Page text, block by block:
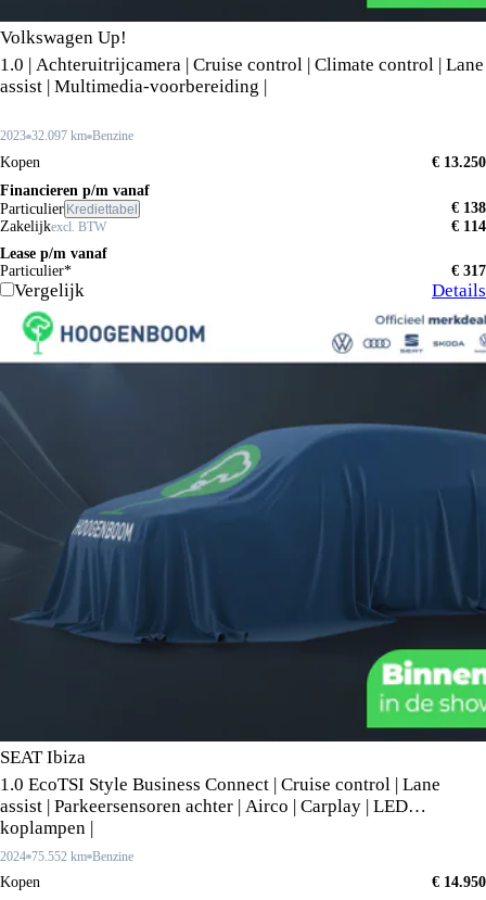
Volkswagen Up!
1.0 | Achteruitrijcamera | Cruise control | Climate control | Lane
assist | Multimedia-voorbereiding |
2023 32.097 km Benzine
Kopen
€ 13.250
Financieren p/m vanaf
Particulier Krediettabel
€ 138
Zakelijkexcl. BTW
€ 114
Lease p/m vanaf
Particulier*
€ 317
Vergelijk Details
SEAT Ibiza
1.0 EcoTSI Style Business Connect | Cruise control | Lane
assist | Parkeersensoren achter | Airco | Carplay | LED
koplampen |
2024 75.552 km Benzine
Kopen
€ 14.950